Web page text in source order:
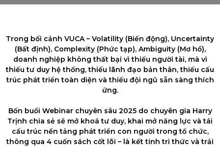
Trong bối cảnh VUCA – Volatility (Biến động), Uncertainty
(Bất định), Complexity (Phức tạp), Ambiguity (Mơ hồ),
doanh nghiệp không thất bại vì thiếu người tài, mà vì
thiếu tư duy hệ thống, thiếu lãnh đạo bản thân, thiếu cấu
trúc phát triển toàn diện và thiếu đội ngũ sẵn sàng thích
ứng.
Bốn buổi Webinar chuyên sâu 2025 do chuyên gia Harry
Trịnh chia sẻ sẽ mở khoá tư duy, khai mở năng lực và tái
cấu trúc nền tảng phát triển con người trong tổ chức,
thông qua 4 cuốn sách cốt lõi – là kết tinh tri thức và trải